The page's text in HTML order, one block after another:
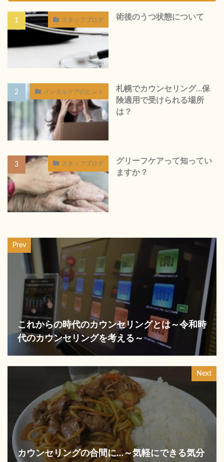
スタッフブログ 術後のうつ状態について
メンタルケアのヒント
札幌でカウンセリング…保
険適用で受けられる場所
は？
スタッフブログ
グリーフケアって知ってい
ますか？
Prev
これからの時代のカウンセリングとは～令和時
代のカウンセリングを考える～
Next
カウンセリングの合間に…～気軽にできる気分